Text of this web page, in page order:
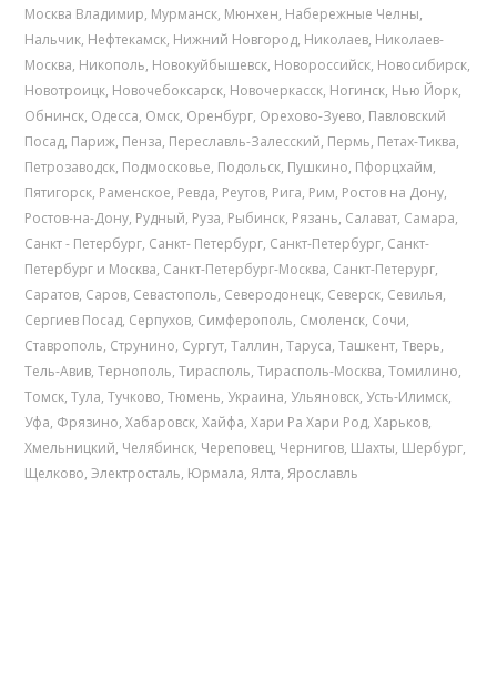
Москва Владимир, Мурманск, Мюнхен, Набережные Челны,
Нальчик, Нефтекамск, Нижний Новгород, Николаев, Николаев-
Москва, Никополь, Новокуйбышевск, Новороссийск, Новосибирск,
Новотроицк, Новочебоксарск, Новочеркасск, Ногинск, Нью Йорк,
Обнинск, Одесса, Омск, Оренбург, Орехово-Зуево, Павловский
Посад, Париж, Пенза, Переславль-Залесский, Пермь, Петах-Тиква,
Петрозаводск, Подмосковье, Подольск, Пушкино, Пфорцхайм,
Пятигорск, Раменское, Ревда, Реутов, Рига, Рим, Ростов на Дону,
Ростов-на-Дону, Рудный, Руза, Рыбинск, Рязань, Салават, Самара,
Санкт - Петербург, Санкт- Петербург, Санкт-Петербург, Санкт-
Петербург и Москва, Санкт-Петербург-Москва, Санкт-Петерург,
Саратов, Саров, Севастополь, Северодонецк, Северск, Севилья,
Сергиев Посад, Серпухов, Симферополь, Смоленск, Сочи,
Ставрополь, Струнино, Сургут,Таллин,Таруса,Ташкент,Тверь,
Тель-Авив,Тернополь,Тирасполь,Тирасполь-Москва,Томилино,
Томск,Тула,Тучково,Тюмень, Украина, Ульяновск, Усть-Илимск,
Уфа, Фрязино,Хабаровск,Хайфа,Хари Ра Хари Род,Харьков,
Хмельницкий, Челябинск, Череповец, Чернигов, Шахты, Шербург,
Щелково,Электросталь, Юрмала,Ялта,Ярославль